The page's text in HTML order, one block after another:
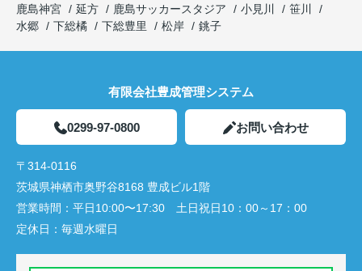
鹿島神宮
延方 鹿島サッカースタジア 小見川
笹川
水郷
下総橘 下総豊里 松岸 銚子
有限会社豊成管理システム
0299-97-0800 お問い合わせ
〒314-0116
茨城県神栖市奥野谷8168 豊成ビル1階
営業時間： 平日10:00〜17:30 土日祝日10：00～17：00
定休日： 毎週水曜日